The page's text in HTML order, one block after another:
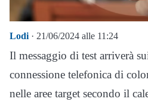
Lodi · 21/06/2024 alle 11:24
Il messaggio di test arriverà
connessione telefonica di
nelle aree target secondo il